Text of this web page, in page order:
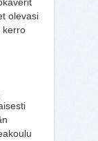
olevasi
kerro